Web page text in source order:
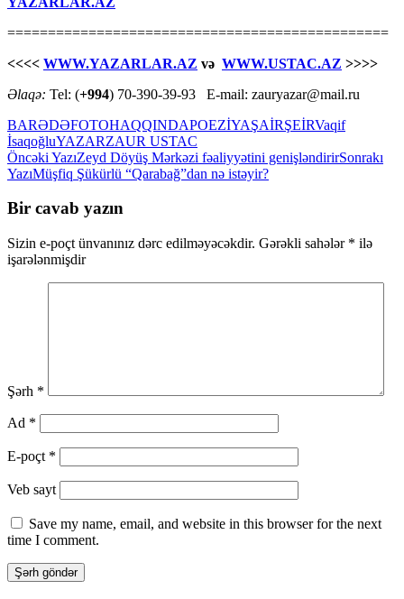
===============================================
<<<< WWW.YAZARLAR.AZ və WWW.USTAC.AZ >>>>
Əlaqə: Tel: (+994) 70-390-39-93 E-mail: zauryazar@mail.ru
BARƏDƏFOTOHAQQINDAPOEZİYAŞAİRŞEİRVaqif
İsaqoğluYAZARZAUR USTAC
Yazılar
üzrə
naviqasiya
Öncəki YazıZeyd Döyüş Mərkəzi fəaliyyətini genişləndirirSonrakı
YazıMüşfiq Şükürlü “Qarabağ”dan nə istəyir?
Bir cavab yazın
Sizin e-poçt ünvanınız dərc edilməyəcəkdir. Gərəkli sahələr * ilə
işarələnmişdir
Şərh *
Ad *
E-poçt *
Veb sayt
Save my name, email, and website in this browser for the next
time I comment.